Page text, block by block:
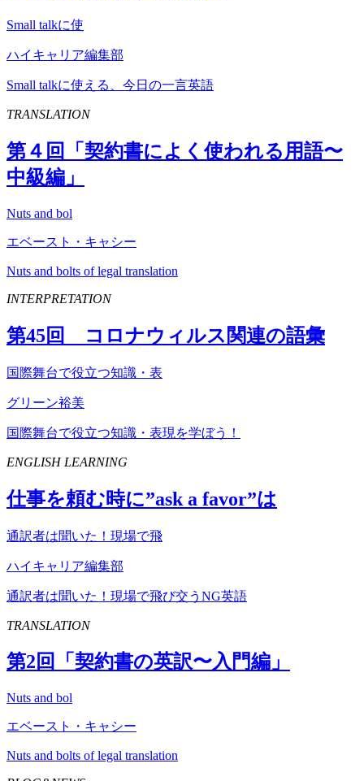
Small talkに使
ハイキャリア編集部
Small talkに使える、今日の一言英語
TRANSLATION
第４回「契約書によく使われる用語〜
中級編」
Nuts and bol
エベースト・キャシー
Nuts and bolts of legal translation
INTERPRETATION
第45回 コロナウィルス関連の語彙
国際舞台で役立つ知識・表
グリーン裕美
国際舞台で役立つ知識・表現を学ぼう！
ENGLISH LEARNING
仕事を頼む時に”ask a favor”は
通訳者は聞いた！現場で飛
ハイキャリア編集部
通訳者は聞いた！現場で飛び交うNG英語
TRANSLATION
第2回「契約書の英訳〜入門編」
Nuts and bol
エベースト・キャシー
Nuts and bolts of legal translation